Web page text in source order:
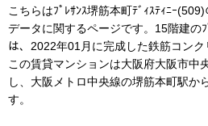
こちらはﾌﾟﾚｻﾝｽ堺筋本町ﾃﾞｨｽﾃｨﾆｰ
データに関するページです。15階建の
は、2022年01月に完成した鉄筋コンク
この賃貸マンションは大阪府大阪市中
し、大阪メトロ中央線の堺筋本町駅か
す。